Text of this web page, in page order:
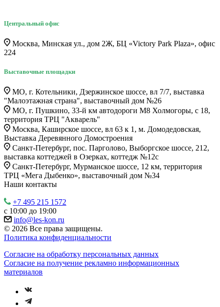
Центральный офис
Москва, Минская ул., дом 2Ж, БЦ «Victory Park Plaza», офис
224
Выставочные площадки
МО, г. Котельники, Дзержинское шоссе, вл 7/7, выставка
"Малоэтажная страна", выставочный дом №26
МО, г. Пушкино, 33-й км автодороги М8 Холмогоры, с 18,
территория ТРЦ "Акварель"
Москва, Каширское шоссе, вл 63 к 1, м. Домодедовская,
Выставка Деревянного Домостроения
Санкт-Петербург, пос. Парголово, Выборгское шоссе, 212,
выставка коттеджей в Озерках, коттедж №12c
Санкт-Петербург, Мурманское шоссе, 12 км, территория
ТРЦ «Мега Дыбенко», выставочный дом №34
Наши контакты
+7 495 215 1572
с 10:00 до 19:00
info@les-kon.ru
© 2026 Все права защищены.
Политика конфиденциальности
Согласие на обработку персональных данных
Согласие на получение рекламно информационных
материалов